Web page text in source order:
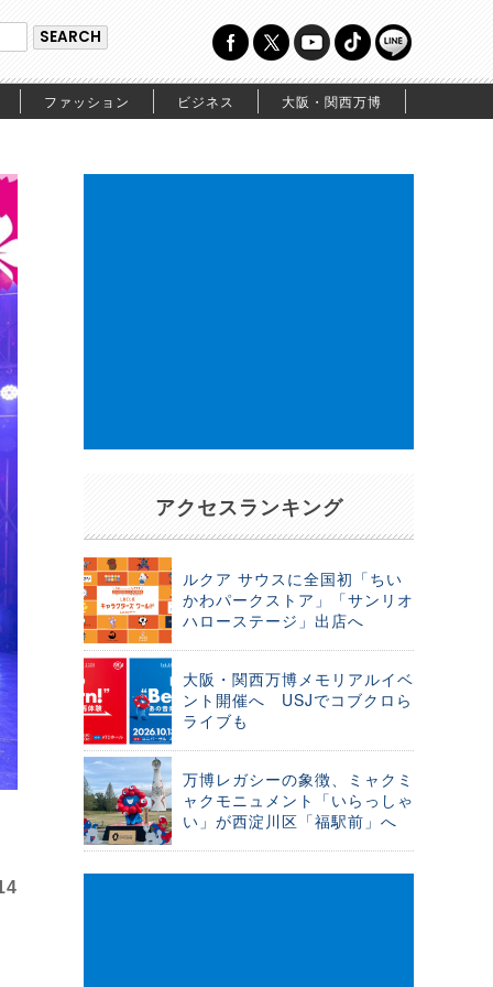
ファッション ビジネス 大阪・関西万博
アクセスランキング
ルクア サウスに全国初「ちい
かわパークストア」「サンリオ
ハローステージ」出店へ
大阪・関西万博メモリアルイベ
ント開催へ USJでコブクロら
ライブも
万博レガシーの象徴、ミャクミ
ャクモニュメント「いらっしゃ
い」が西淀川区「福駅前」へ